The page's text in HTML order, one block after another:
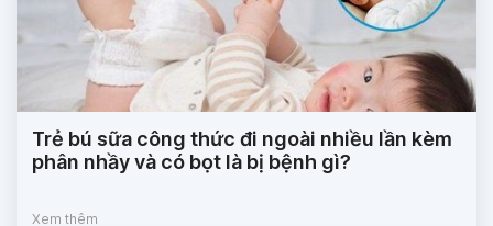
Trẻ bú sữa công thức đi ngoài nhiều lần kèm
phân nhầy và có bọt là bị bệnh gì?
Xem thêm